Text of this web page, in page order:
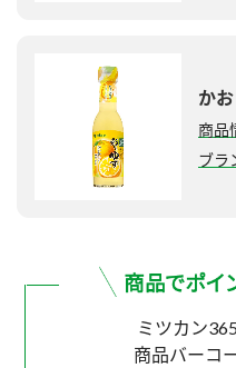
か
商品
ブラ
ミツカン
商品バーコ